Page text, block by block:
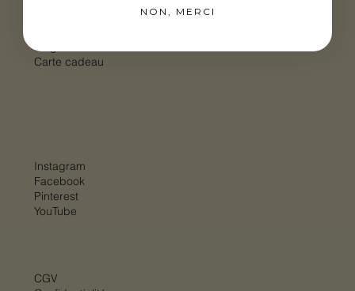
Blog
Carte cadeau
CGV
Instagram
Facebook
Pinterest
YouTube
NON, MERCI